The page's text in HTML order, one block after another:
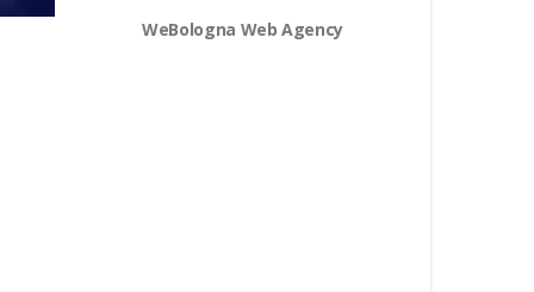
WeBologna Web Agency